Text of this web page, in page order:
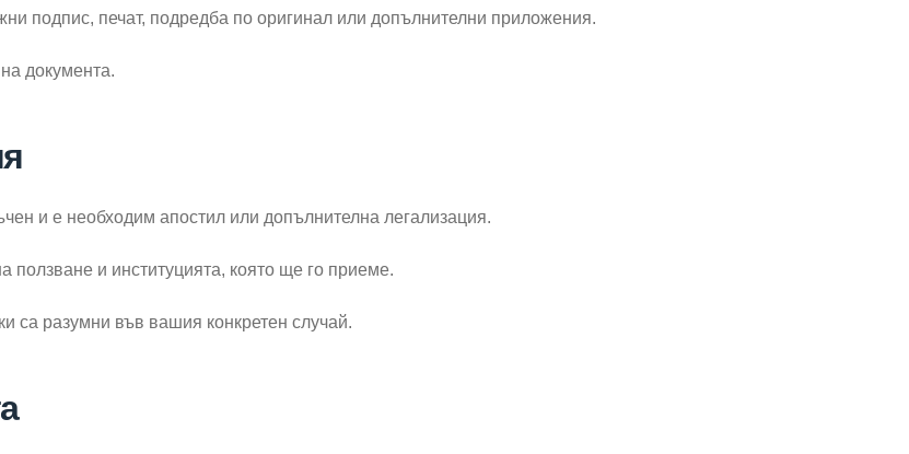
подпис, печат, подредба по оригинал или допълнителни приложения.
документа.
и е необходим апостил или допълнителна легализация.
ползване и институцията, която ще го приеме.
са разумни във вашия конкретен случай.